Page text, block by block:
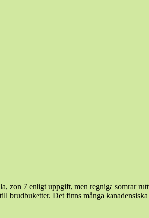
zon 7 enligt uppgift, men regniga somrar
Det finns många